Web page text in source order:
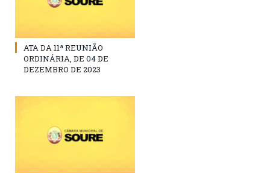
ATA DA 11ª REUNIÃO
ORDINÁRIA, DE 04 DE
DEZEMBRO DE 2023